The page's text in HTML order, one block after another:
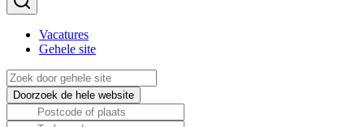
Vacatures
Gehele site